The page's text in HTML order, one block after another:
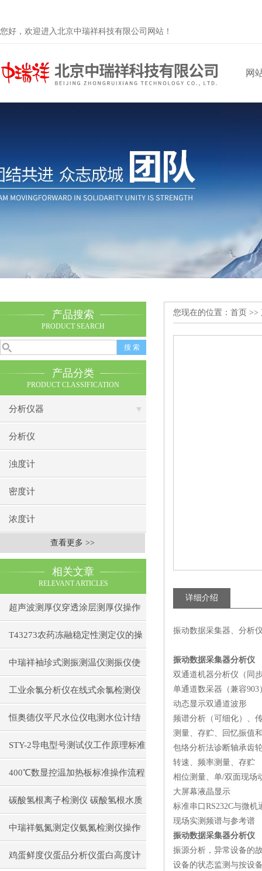
您好，欢迎进入北京中瑞祥科技有限公司网站！
网
产品搜索
PRODUCT SEARCH
产品分类
PRODUCT CLASSIFICATION
分析仪器
分析仪
浊度计
密度计
浓度计
查看更多 >>
相关文章
RELEVANT ARTICLES
超声波测厚仪穿透涂层测厚仪操作
前准备操作步骤
T43273农药冻融稳定性测定仪的操
作使用
中瑞祥袖珍式测振测温仪测振仪使
用注意事项工作原理
工业余氯分析仪在线式余氯检测仪
日常维护注意事项安装与接线步骤
恒奥德仪平尺水位仪电测水位计结
构原理操作使用
STY-2导电型号测试仪工作原理标准
操作流程
400℃数显控温加热板标准操作流程
碳酸氢根离子检测仪 碳酸氢根水质
测定仪操作使用
中瑞祥氨氮测定仪氨氮检测仪操作
前准备使用注意事项
鸡蛋鲜度仪蛋品分析仪蛋白高度计
您现在的位置： 首页 >>
详细介绍
振动数据采集器、分析
振动数据采集器分析仪
双通道机器分析仪（同
单通道数采器（兼容
动态显示双通道波形
频谱分析（可细化）、
测量、存贮、回忆振值
包络分析法诊断轴承齿
转速、频率测量、存贮
相位测量、单/双面现场
大屏幕液晶显示
标准串口RS232C与微机
现场实测频谱与参考谱
振动数据采集器分析仪
振源分析，异常设备的
设备的状态监测与按设